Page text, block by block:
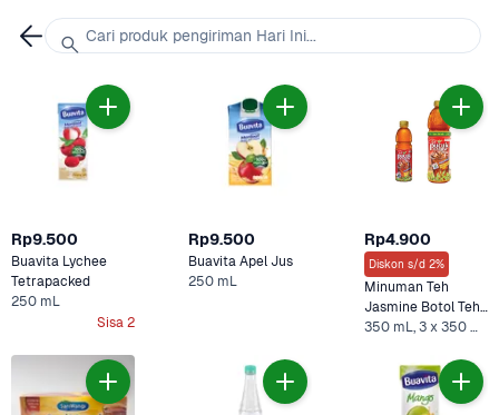
Rp9.500
Buavita Lychee
Tetrapacked
250 mL
Sisa 2
Rp9.500
Buavita Apel Jus
250 mL
Rp4.900
Diskon s/d 2%
Minuman Teh
Jasmine Botol Teh
Pucuk Harum
350 mL, 3 x 350 mL +1 Lainnya
Cari produk pengiriman Hari Ini...